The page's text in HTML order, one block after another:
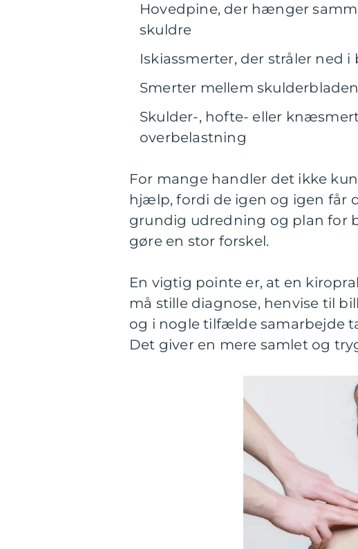
Hovedpine, der hænger
skuldre
Iskiassmerter, der stråler ned i
Smerter mellem
Skulder-, hofte- eller
overbelastning
For mange handler det ikke
hjælp, fordi de igen og igen får
grundig udredning og plan for
gøre en stor forskel.
En vigtig pointe er, at en
må stille diagnose, henvise til
og i nogle tilfælde samarbejde
Det giver en mere samlet og